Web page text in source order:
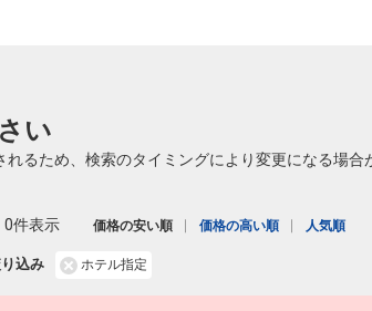
い
るため、検索のタイミングにより変更になる場
込み ホテル指定
0件表示 価格の安い順 価格の高い順 人気順